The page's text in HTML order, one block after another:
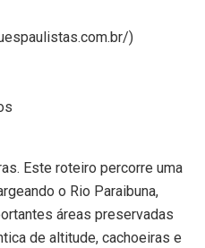
)
Este roteiro percorre uma
o Rio Paraibuna,
áreas preservadas
de altitude, cachoeiras e